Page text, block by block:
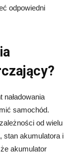
odpowiedni
samochód.
od wielu
stan akumulatora i
akumulator